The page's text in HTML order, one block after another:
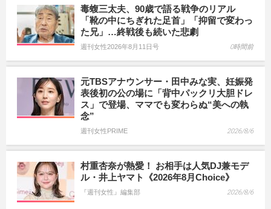
毒蝮三太夫、90歳で語る戦争のリアル
「靴の中にちぎれた足首」「抑留で変わっ
た兄」…終戦後も続いた悲劇
週刊女性2026年8月11日号 0時間前
元TBSアナウンサー・田中みな実、妊娠発
表後初の公の場に「背中パックリ大胆ドレ
ス」で登場、ママでも変わらぬ“美への執
念”
週刊女性PRIME 2026/8/6
村重杏奈が熱愛！ お相手は人気DJ兼モデ
ル・井上ヤマト《2026年8月Choice》
『週刊女性』編集部 2026/8/6